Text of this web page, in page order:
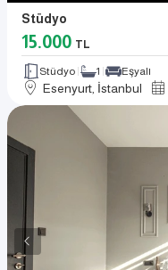
Stüdyo
15.000 TL
Stüdyo 1 Eşyalı
Esenyurt, İstanbul